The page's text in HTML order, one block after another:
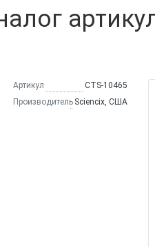
Артикул
CTS-10465
Производитель Sciencix, США